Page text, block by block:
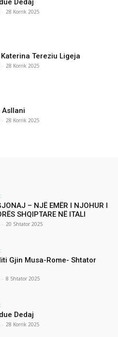
Dedaj
- 28 Korrik 2025
Tereziu Ligeja
- 28 Korrik 2025
Asllani
- 28 Korrik 2025
– NJË EMËR I NJOHUR I
SHQIPTARE NË ITALI
- 20 Shtator 2025
Gjin Musa-Rome- Shtator
- 8 Shtator 2025
Dedaj
- 28 Korrik 2025